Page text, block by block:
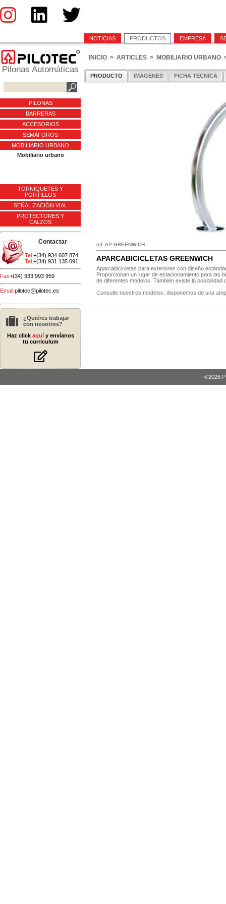
NOTICIAS PRODUCTOS EMPRESA
Pilonas Automáticas
PILONAS
BARRERAS
ACCESORIOS
SEMÁFOROS
MOBILIARIO URBANO
Mobiliario urbano
TORNIQUETES Y
PORTILLOS
SEÑALIZACIÓN VIAL
PROTECTORES Y
CALZOS
Contactar
Tel. +(34) 934 607 874
Tel. +(34) 931 135 091
Fax+(34) 933 993 959
Email:pilotec@pilotec.es
¿Quiéres trabajar
con nosotros?
Haz click aquíy envíanos
tu curriculum
INICIO > ARTICLES > MOBILIARIO URBANO
PRODUCTO IMÁGENES FICHA TÉCNICA
ref: AP-GREENWICH
APARCABICICLETAS GREENWICH
Aparcabicicletas para exteriores con diseño
Proporcionan un lugar de estacionamiento para las
de diferentes modelos. También existe la posibilidad
Consulte nuestros modelos, disponemos de una
©2026